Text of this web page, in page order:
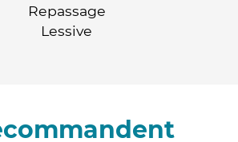
Repassage
Lessive